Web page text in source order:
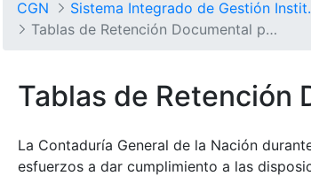
CGN
Tablas de Retención Documental por Procesos
Tablas de Retención
La Contaduría General de la Nación
esfuerzos a dar cumplimiento a las